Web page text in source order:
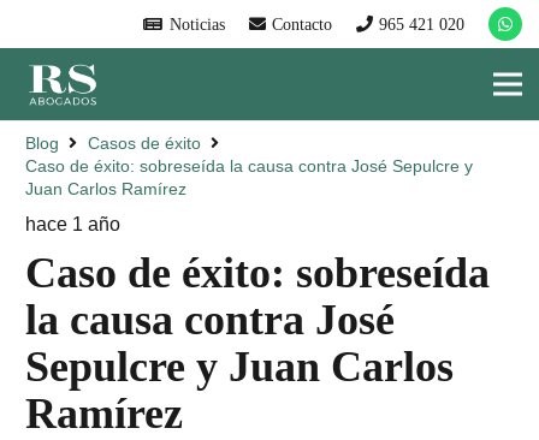
Noticias Contacto 965 421 020
Blog
Casos de éxito
Caso de éxito: sobreseída la causa contra José Sepulcre y
Juan Carlos Ramírez
hace 1 año
Caso de éxito: sobreseída
la causa contra José
Sepulcre y Juan Carlos
Ramírez